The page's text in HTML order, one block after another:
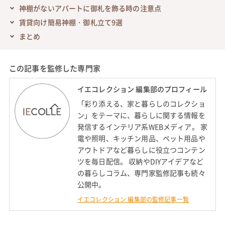
神棚がないアパートに御札を飾る時の注意点
賃貸向け簡易神棚・御札立て9選
まとめ
この記事を監修した専門家
イエコレクション 編集部のプロフィール
「彩り添える、家と暮らしのコレクショ
ン」をテーマに、暮らしに関する情報を
発信するインテリア系WEBメディア。 家
電や照明、キッチン用品、ペット用品や
アウトドアなど暮らしに役立つコンテン
ツを毎日配信。 収納やDIYアイデアなど
の暮らしコラム、専門家監修記事も続々
公開中。
イエコレクション 編集部の監修記事一覧